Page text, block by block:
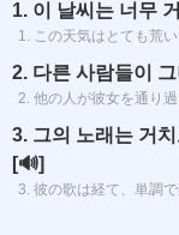
1. 이 날씨는 너무
1. この天気はとても荒い
2. 다른 사람들이
2. 他の人が彼女を通り過
3. 그의 노래는 거
[🔊]
3. 彼の歌は経て、単調で